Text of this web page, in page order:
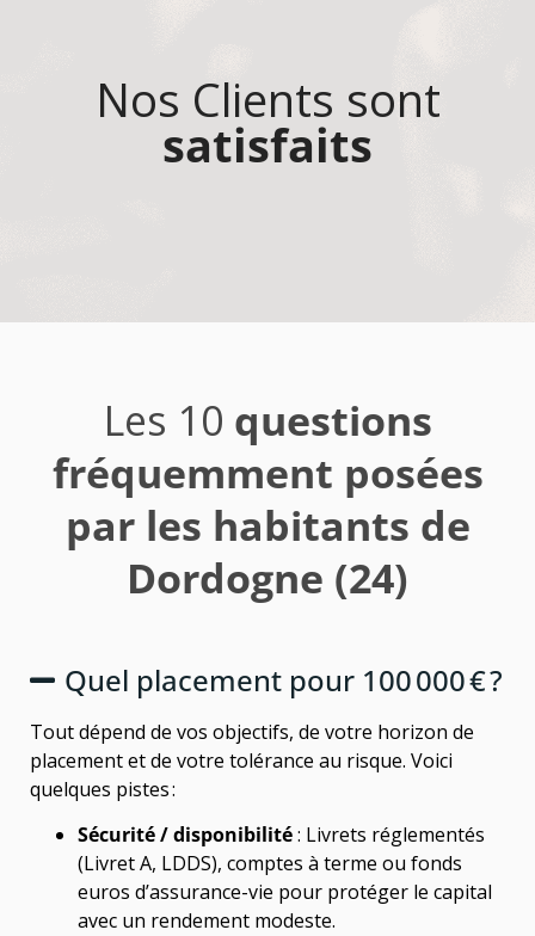
Nos Clients sont
satisfaits
Les 10 questions
fréquemment posées
par les habitants de
Dordogne (24)
Quel placement pour 100 000 € ?
Tout dépend de vos objectifs, de votre horizon de
placement et de votre tolérance au risque. Voici
quelques pistes :
Sécurité / disponibilité: Livrets réglementés
(Livret A, LDDS), comptes à terme ou fonds
euros d’assurance-vie pour protéger le capital
avec un rendement modeste.